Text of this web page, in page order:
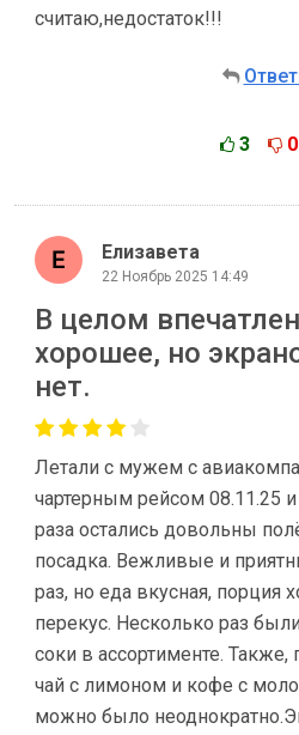
считаю,недостаток!!!
3 0
Елизавета
22 Ноябрь 2025 14:49
В целом
хорошее, но
нет.
Летали с мужем с
чартерным рейсом 08.11.25
раза остались довольны
посадка. Вежливые и
раз, но еда вкусная, порция
перекус. Несколько раз
соки в ассортименте. Также,
чай с лимоном и кофе с
можно было